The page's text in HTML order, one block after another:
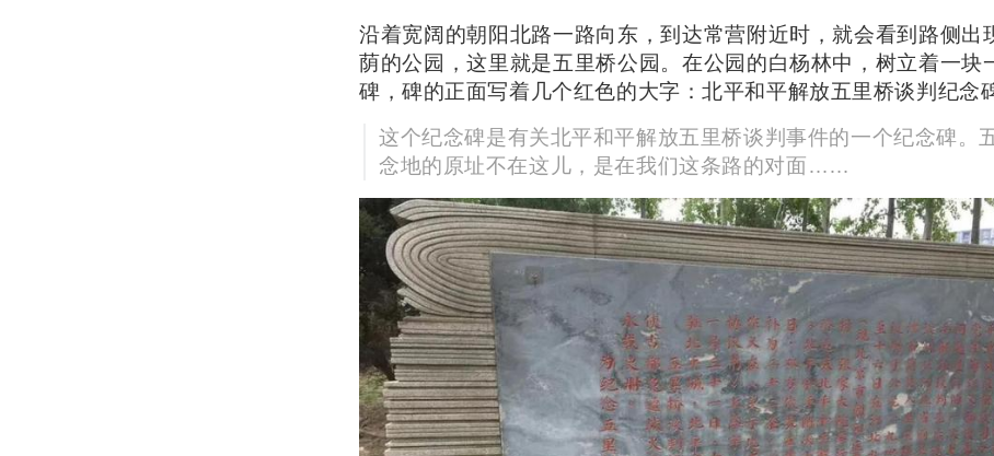
沿着宽阔的朝阳北路一路向东，到达常营附近时，就会看到路侧出
荫的公园，这里就是五里桥公园。在公园的白杨林中，树立着一块
碑，碑的正面写着几个红色的大字：北平和平解放五里桥谈判纪念
这个纪念碑是有关北平和平解放五里桥谈判事件的一个纪念碑。
念地的原址不在这儿，是在我们这条路的对面……